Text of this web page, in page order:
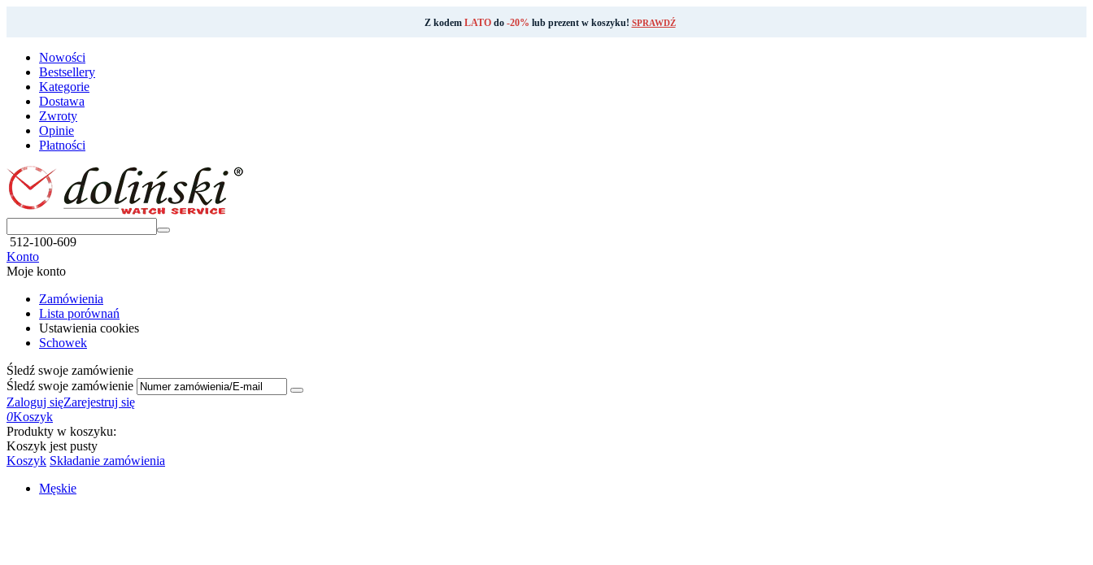
Z kodem LATOdo -20% lub prezent w koszyku! SPRAWDŹ
Nowości
Bestsellery
Kategorie
Dostawa
Zwroty
Opinie
Płatności
512-100-609
Konto
Moje konto
Zamówienia
Lista porównań
Ustawienia cookies
Schowek
Śledź swoje zamówienie
Śledź swoje zamówienie
Zaloguj sięZarejestruj się
0Koszyk
Produkty w koszyku:
Koszyk jest pusty
Koszyk Składanie zamówienia
Męskie